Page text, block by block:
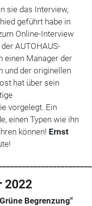
sie das Interview,
geführt habe in
Online-Interview
AUTOHAUS-
einen Manager der
und der originellen
hat über sein
vorgelegt. Ein
einen Typen wie ihn
können! Ernst
2022
Begrenzung"